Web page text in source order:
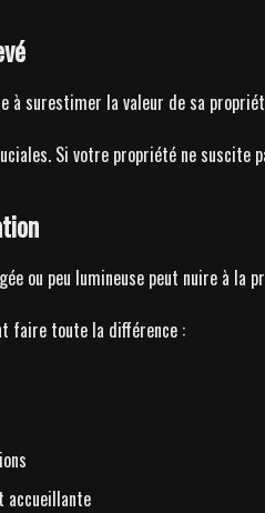
à surestimer la valeur de sa
Si votre propriété ne suscite
ou peu lumineuse peut nuire à
faire toute la différence :
accueillante